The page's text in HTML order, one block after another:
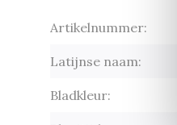
Bladkleur
Wintergroen
Artikelnummer:
Latijnse naam:
Bladkleur: